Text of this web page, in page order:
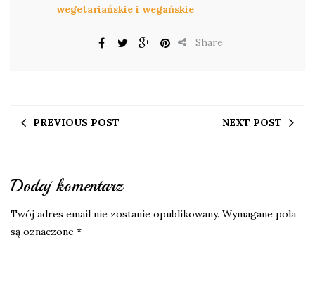
wegetariańskie i wegańskie
Share
PREVIOUS POST NEXT POST
Dodaj komentarz
Twój adres email nie zostanie opublikowany. Wymagane pola
są oznaczone *